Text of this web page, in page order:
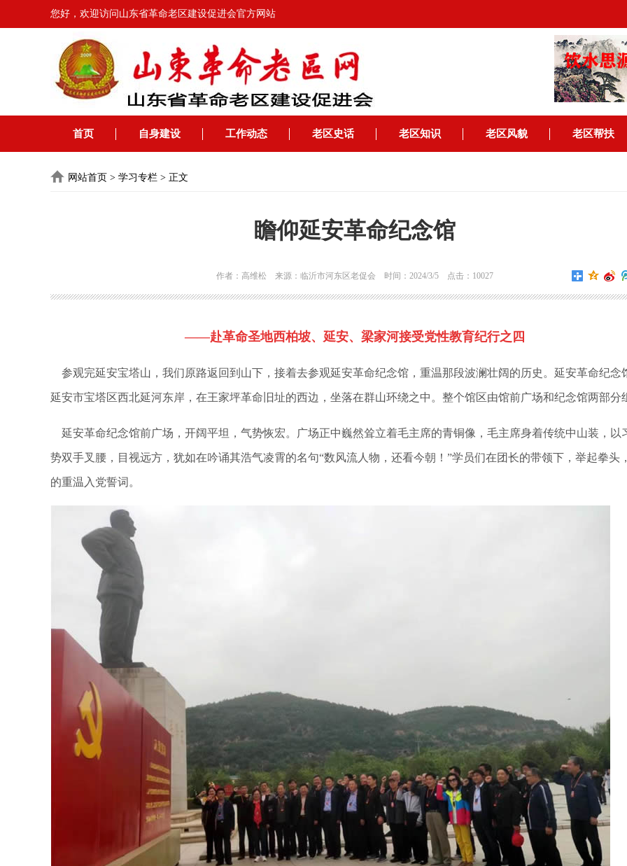
您好，欢迎访问山东省革命老区建设促进会官方网站
首页 自身建设 工作动态 老区史话 老区知识 老区风貌 老区帮扶
网站首页 > 学习专栏 > 正文
瞻仰延安革命纪念馆
作者：高维松 来源：临沂市河东区老促会 时间：2024/3/5 点击：10027
——赴革命圣地西柏坡、延安、梁家河接受党性教育纪行之四
参观完延安宝塔山，我们原路返回到山下，接着去参观延安革命纪念馆，重温那段波澜壮阔的历史。延安革命纪念
延安市宝塔区西北延河东岸，在王家坪革命旧址的西边，坐落在群山环绕之中。整个馆区由馆前广场和纪念馆两部分
延安革命纪念馆前广场，开阔平坦，气势恢宏。广场正中巍然耸立着毛主席的青铜像，毛主席身着传统中山装，以
势双手叉腰，目视远方，犹如在吟诵其浩气凌霄的名句“数风流人物，还看今朝！”学员们在团长的带领下，举起拳头
的重温入党誓词。